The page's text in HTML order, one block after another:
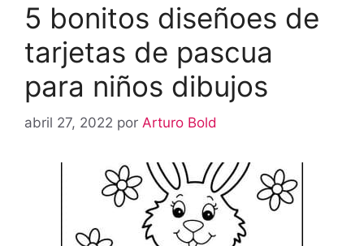
5 bonitos diseñoes de
tarjetas de pascua
para niños dibujos
abril 27, 2022 por Arturo Bold